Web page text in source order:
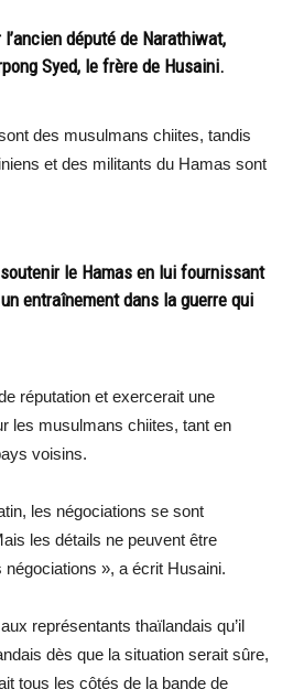
député de Narathiwat,
Syed, le frère de Husaini.
des musulmans chiites, tandis
et des militants du Hamas sont
le Hamas en lui fournissant
entraînement dans la guerre qui
réputation et exercerait une
les musulmans chiites, tant en
voisins.
les négociations se sont
les détails ne peuvent être
», a écrit Husaini.
représentants thaïlandais qu’il
dès que la situation serait sûre,
tous les côtés de la bande de